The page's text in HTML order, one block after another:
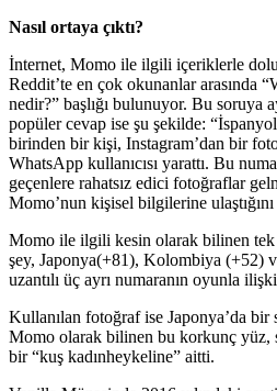
Nasıl ortaya çıktı?
İnternet, Momo ile ilgili içeriklerle
Reddit’te en çok okunanlar arasında
nedir?” başlığı bulunuyor. Bu soruya
popüler cevap ise şu şekilde:
birinden bir kişi, Instagram’dan bir
WhatsApp kullanıcısı yarattı. Bu
geçenlere rahatsız edici fotoğraflar
Momo’nun kişisel bilgilerine
Momo ile ilgili kesin olarak bilinen tek
şey, Japonya(+81), Kolombiya (+52)
uzantılı üç ayrı numaranın oyunla
Kullanılan fotoğraf ise Japonya’da bir
Momo olarak bilinen bu korkunç yüz,
bir “kuş kadınheykeline” aitti.